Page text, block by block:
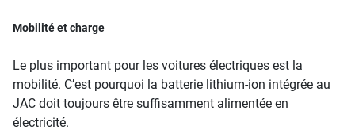
Mobilité et charge
Le plus important pour les voitures électriques est la
mobilité. C’est pourquoi la batterie lithium-ion intégrée au
JAC doit toujours être suffisamment alimentée en
électricité.